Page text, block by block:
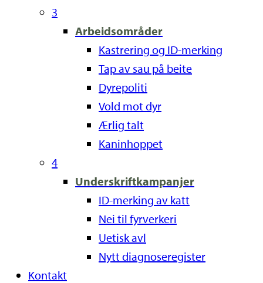
3
Arbeidsområder
Kastrering og ID-merking
Tap av sau på beite
Dyrepoliti
Vold mot dyr
Ærlig talt
Kaninhoppet
4
Underskriftkampanjer
ID-merking av katt
Nei til fyrverkeri
Uetisk avl
Nytt diagnoseregister
Kontakt